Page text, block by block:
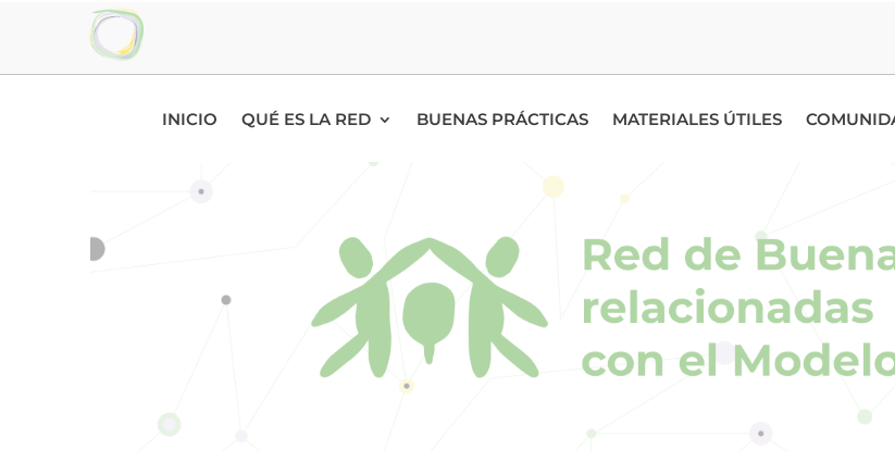
INICIO QUÉ ES LA RED BUENAS PRÁCTICAS MATERIALES ÚTILES